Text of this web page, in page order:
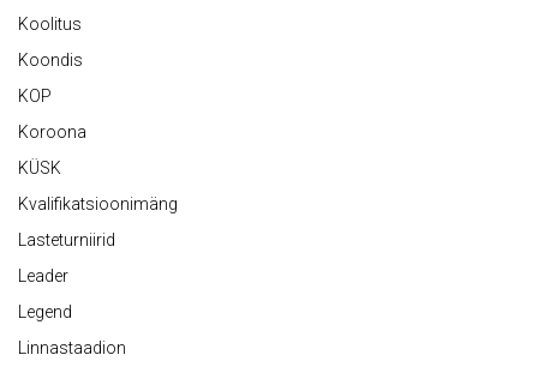
Koolitus
Koondis
KOP
Koroona
KÜSK
Kvalifikatsioonimäng
Lasteturniirid
Leader
Legend
Linnastaadion